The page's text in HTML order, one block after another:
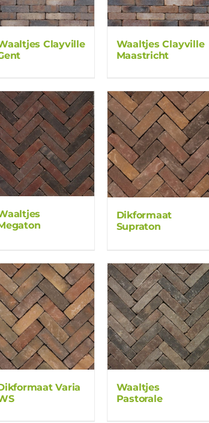
Clayville
Waaltjes Clayville
Maastricht
Dikformaat
Supraton
Varia
Waaltjes
Pastorale